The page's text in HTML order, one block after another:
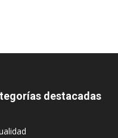
destacadas